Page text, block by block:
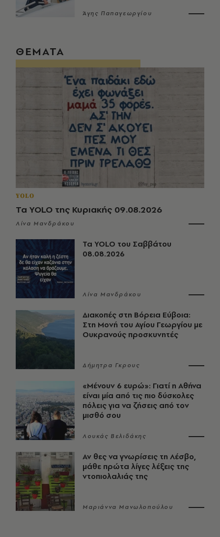
Άγης Παπαγεωργίου
ΘΕΜΑΤΑ
YOLO
Τα YOLO της Κυριακής 09.08.2026
Λίνα Μανδράκου
Τα YOLO του Σαββάτου
08.08.2026
Λίνα Μανδράκου
Διακοπές στη Βόρεια Εύβοια:
Στη Μονή του Αγίου Γεωργίου με
Ουκρανούς προσκυνητές
Δήμητρα Γκρους
«Μένουν 6 ευρώ»: Γιατί η Αθήνα
είναι μία από τις πιο δύσκολες
πόλεις για να ζήσεις από τον
μισθό σου
Λουκάς Βελιδάκης
Αν θες να γνωρίσεις τη Λέσβο,
μάθε πρώτα λίγες λέξεις της
ντοπιολαλιάς της
Μαριάννα Μανωλοπούλου